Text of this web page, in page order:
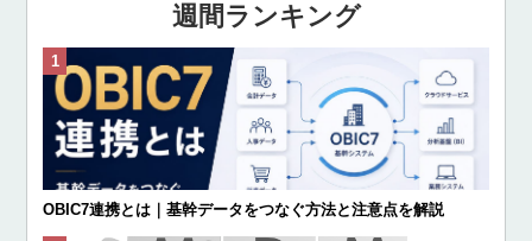
週間ランキング
OBIC7連携とは｜基幹データをつなぐ方法と注意点を解説